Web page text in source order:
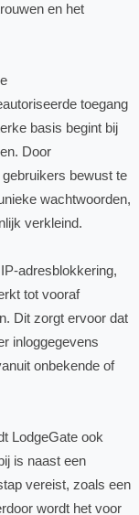
en het
toegang
basis begint bij
Door
bewust te
wachtwoorden,
verkleind.
adresblokkering,
tot vooraf
Dit zorgt ervoor dat
inloggegevens
onbekende of
LodgeGate ook
is naast een
vereist, zoals een
wordt het voor